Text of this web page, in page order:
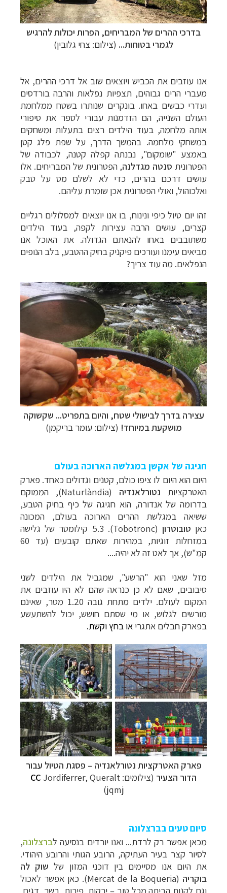
בדרכי ההרים של המבריחים, הפרות יכולות להרגיש
לגמרי בטוחות... (צילום: צחי גלובין)
אנו עוזבים את הכביש ויוצאים שוב אל דרכי ההרים, אל
מעברי הרים גבוהים, תצפיות נפלאות והרבה בורדסים
ועדרי כבשים באחו. בונקרים שנותרו בשטח ממלחמת
העולם השנייה, הם הזדמנות עבורי לספר את סיפורי
אותה מלחמה, בעוד הילדים רצים בתעלות ומשחקים
במשחקי מלחמה. בהמשך הדרך, על שפת פלג קטן
באמצע "שומקום", נבנתה קפלה קטנה, לכבודה של
הפטרונית סנטה מגדלנה, הפטרונית של המבריחים. אלו
עושים דרכם בהרים, כדי לא לשלם מס על טבק
ואלכוהול, ואולי הפטרונית אכן שומרת עליהם.
זהו יום טיול כיפי ונינוח, בו אנו יוצאים למסלולים רגליים
קצרים, עושים הרבה עצירות לקפה, בעוד הילדים
משתובבים באחו להנאתם הגדולה. את האוכל אנו
מביאים עימנו ועורכים פיקניק בחיק ההטבע, בלב הנופים
הנפלאים. מה עוד צריך?
עצירה בדרך לבישולי שטח, והיום בתפריט... שקשוקה
מושקעת במיוחד! (צילום: עומר בריקמן)
חגיגה של אקשן במגלשה הארוכה בעולם
היום הוא היום לו ציפו כולם, קטנים וגדולים כאחד. פארק
האטרקציות נטורלאנדיה (
Naturlàndia), הממוקם
בדרומה של אנדורה, הוא חגיגה של כיף בחיק הטבע,
ששיאה במגלשת ההרים הארוכה בעולם, המכונה
כאן טובוטרון (
Tobotronc
). 5.3 קילומטר של גלישה
במזחלות זוגיות, במהירות שאתם קובעים (עד 60
קמ"ש), אך לאט זה לא יהיה....
מזל שאני הוא "הרשע", שמגביל את הילדים לשני
סיבובים, שאם לא כן כנראה שהם לא היו עוזבים את
המקום לעולם. ילדים מתחת גובה 1.20 מטר, שאינם
מורשים לגלוש, או מי שסתם חושש, יכול להשתעשע
בפארק חבלים אתגרי או בחץ וקשת.
פארק האטרקציות נטורלאנדיה – פסגת הטיול עבור
הדור הצעיר (צילומים: CC Jordiferrer, Queralt
jqmj)
סיום טעים בברצלונה
מכאן אפשר רק לרדת... ואנו יורדים בנסיעהלברצלונה,
לסיור קצר בעיר העתיקה, הרובע הגותי והרובע היהודי.
את היום אנו מסיימים בין דוכני המזון של שוק לה
בוקריה (
Mercat de la Boqueria). כאן אפשר לאכול
וגם לקנות הביתה מכל טוב – ירקות, פירות, בשר, דגים,